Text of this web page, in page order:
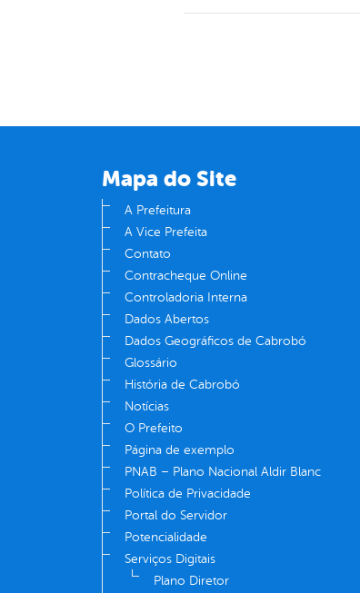
Mapa do Site
A Prefeitura
A Vice Prefeita
Contato
Contracheque Online
Controladoria Interna
Dados Abertos
Dados Geográficos de Cabrobó
Glossário
História de Cabrobó
Notícias
O Prefeito
Página de exemplo
PNAB – Plano Nacional Aldir Blanc
Política de Privacidade
Portal do Servidor
Potencialidade
Serviços Digitais
Plano Diretor